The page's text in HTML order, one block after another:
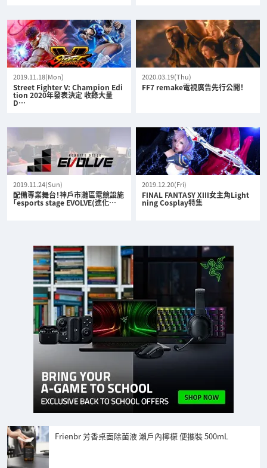
2019.11.18(Mon)
Street Fighter V: Champion Edi
tion 2020年發表決定 收錄大量
D…
2020.03.19(Thu)
FF7 remake電視廣告先行公開！
2019.11.24(Sun)
配備專業舞台！神戶市灘區電競設施
「esports stage EVOLVE(進化…
2019.12.20(Fri)
FINAL FANTASY XIII女主角Light
ning Cosplay特集
Frienbr 芳香桌面除菌液 瀨戶內檸檬 便攜裝 500mL